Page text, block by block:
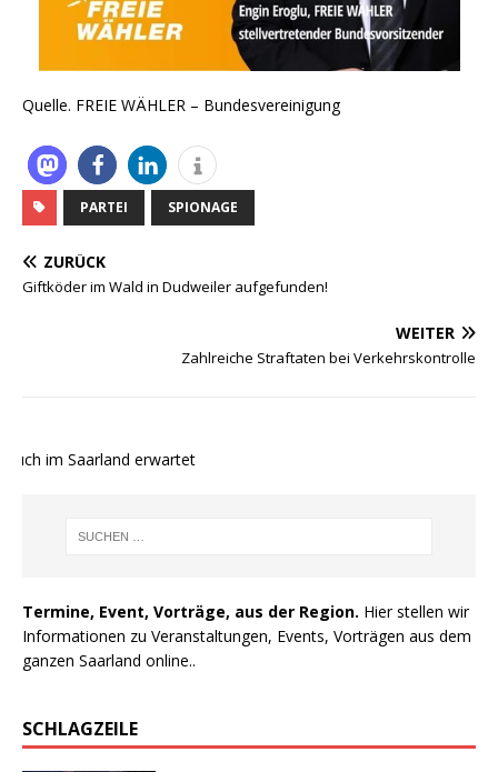
Quelle. FREIE WÄHLER – Bundesvereinigung
PARTEI SPIONAGE
ZURÜCK
Giftköder im Wald in Dudweiler aufgefunden!
WEITER
Zahlreiche Straftaten bei Verkehrskontrolle
im Saarland erwartet
Termine, Event, Vorträge, aus der Region. Hier stellen wir
Informationen zu Veranstaltungen, Events, Vorträgen aus dem
ganzen Saarland online..
SCHLAGZEILE